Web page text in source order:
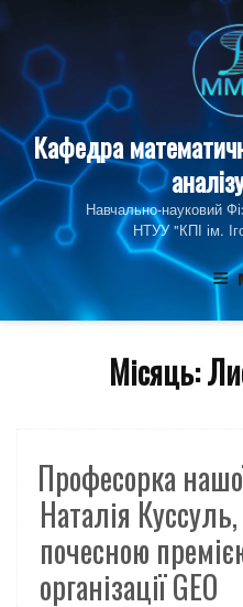
content
Кафедра
Навчально-науковий
НТУУ "КПІ ім.
Місяць:
Професорка
Наталія
почесною
організації GEO